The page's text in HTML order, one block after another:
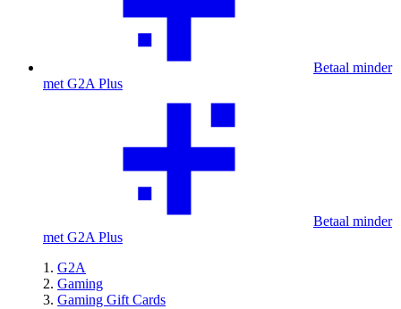
Betaal minder
met G2A Plus
Betaal minder
met G2A Plus
G2A
Gaming
Gaming Gift Cards